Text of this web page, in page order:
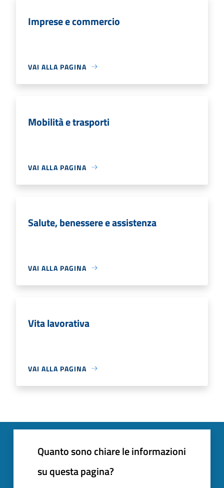
Imprese e commercio
VAI ALLA PAGINA
Mobilità e trasporti
VAI ALLA PAGINA
Salute, benessere e assistenza
VAI ALLA PAGINA
Vita lavorativa
VAI ALLA PAGINA
Quanto sono chiare le informazioni
su questa pagina?